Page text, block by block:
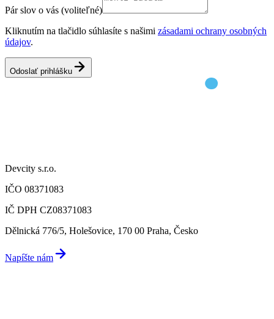
Pár slov o vás (voliteľné)
Kliknutím na tlačidlo súhlasíte s našimi zásadami ochrany osobných
údajov.
Odoslať prihlášku
Devcity s.r.o.
IČO 08371083
IČ DPH CZ08371083
Dělnická 776/5, Holešovice, 170 00 Praha, Česko
Napíšte nám